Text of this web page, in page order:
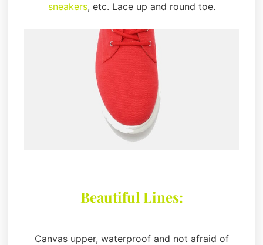
sneakers, etc. Lace up and round toe.
Beautiful Lines:
Canvas upper, waterproof and not afraid of